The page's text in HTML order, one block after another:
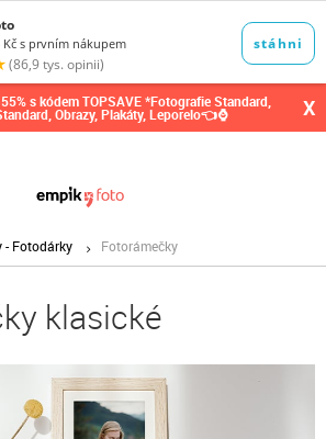
s kódem TOPSAVE *Fotografie Standard,
Obrazy, Plakáty, Leporelo👈⌚ X
- Fotodárky Fotorámečky
klasické